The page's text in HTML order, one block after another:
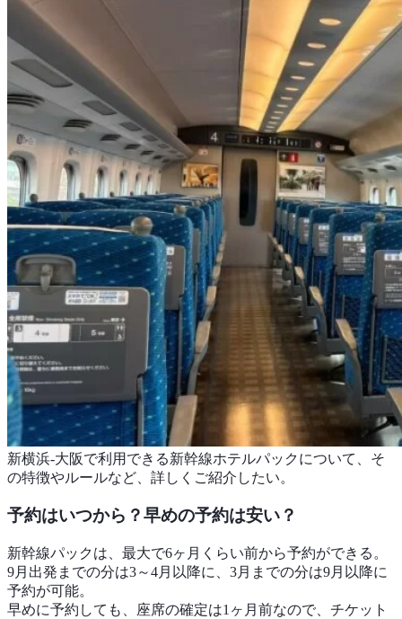
新横浜-大阪で利用できる新幹線ホテルパックについて、そ
の特徴やルールなど、詳しくご紹介したい。
予約はいつから？早めの予約は安い？
新幹線パックは、最大で6ヶ月くらい前から予約ができる。
9月出発までの分は3～4月以降に、3月までの分は9月以降に
予約が可能。
早めに予約しても、座席の確定は1ヶ月前なので、チケット